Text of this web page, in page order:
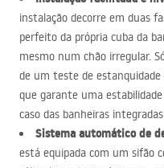
instalação decorre em duas
perfeito da própria cuba da
mesmo num chão irregular.
de um teste de
que garante uma
caso das banheiras
Sistema automático de
está equipada com um sifão